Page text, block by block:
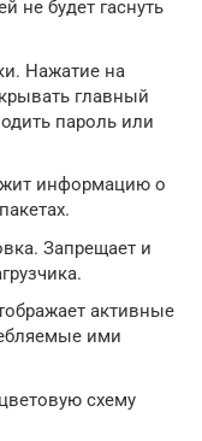
не будет гаснуть
Нажатие на
главный
пароль или
информацию о
Запрещает и
активные
ими
схему